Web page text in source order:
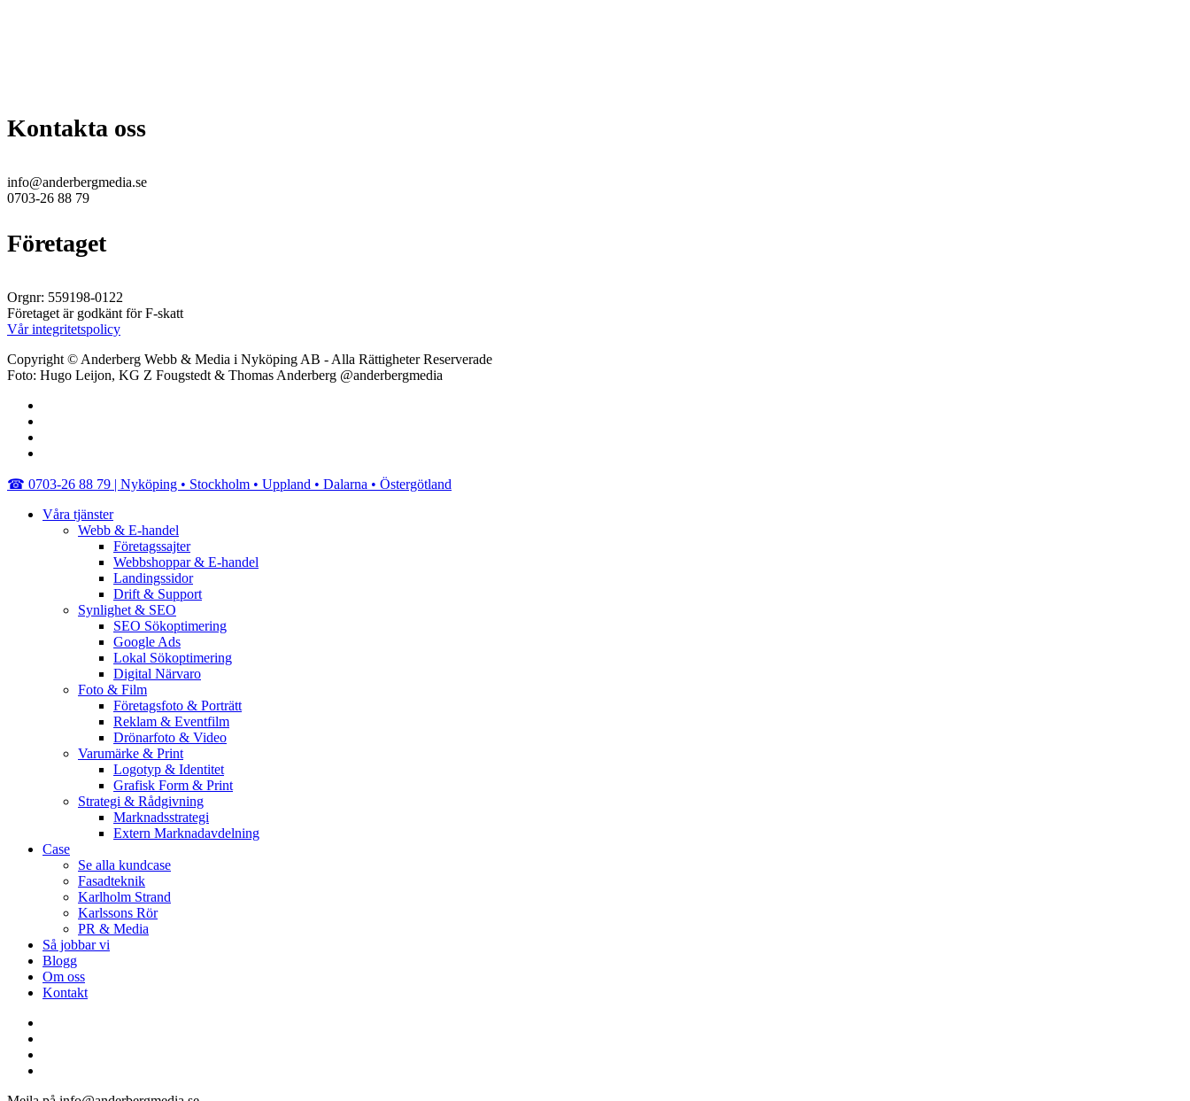
Kontakta oss
info@anderbergmedia.se
0703-26 88 79
Företaget
Orgnr: 559198-0122
Företaget är godkänt för F-skatt
Vår integritetspolicy
Copyright © Anderberg Webb & Media i Nyköping AB - Alla Rättigheter Reserverade
Foto: Hugo Leijon, KG Z Fougstedt & Thomas Anderberg @anderbergmedia
Close
☎︎ 0703-26 88 79 | Nyköping • Stockholm • Uppland • Dalarna • Östergötland
Våra tjänster
Webb & E-handel
Företagssajter
Webbshoppar & E-handel
Landingssidor
Drift & Support
Synlighet & SEO
SEO Sökoptimering
Google Ads
Lokal Sökoptimering
Digital Närvaro
Foto & Film
Företagsfoto & Porträtt
Reklam & Eventfilm
Drönarfoto & Video
Varumärke & Print
Logotyp & Identitet
Grafisk Form & Print
Strategi & Rådgivning
Marknadsstrategi
Extern Marknadavdelning
Case
Se alla kundcase
Fasadteknik
Karlholm Strand
Karlssons Rör
PR & Media
Så jobbar vi
Blogg
Om oss
Kontakt